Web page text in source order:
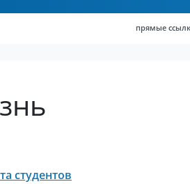
прямые
студентов